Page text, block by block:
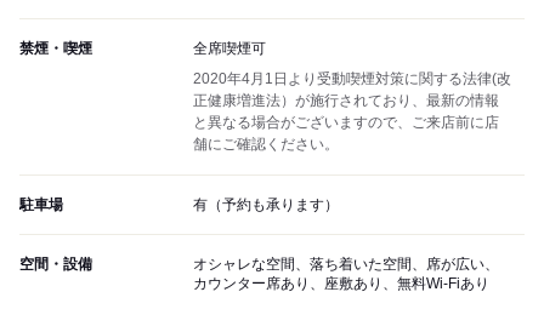
禁煙・喫煙
全席喫煙可
2020年4月1日より受動喫煙対策に関する法律(改
正健康増進法）が施行されており、最新の情報
と異なる場合がございますので、ご来店前に店
舗にご確認ください。
駐車場 有（予約も承ります）
空間・設備
オシャレな空間、落ち着いた空間、席が広い、
カウンター席あり、座敷あり、無料Wi-Fiあり